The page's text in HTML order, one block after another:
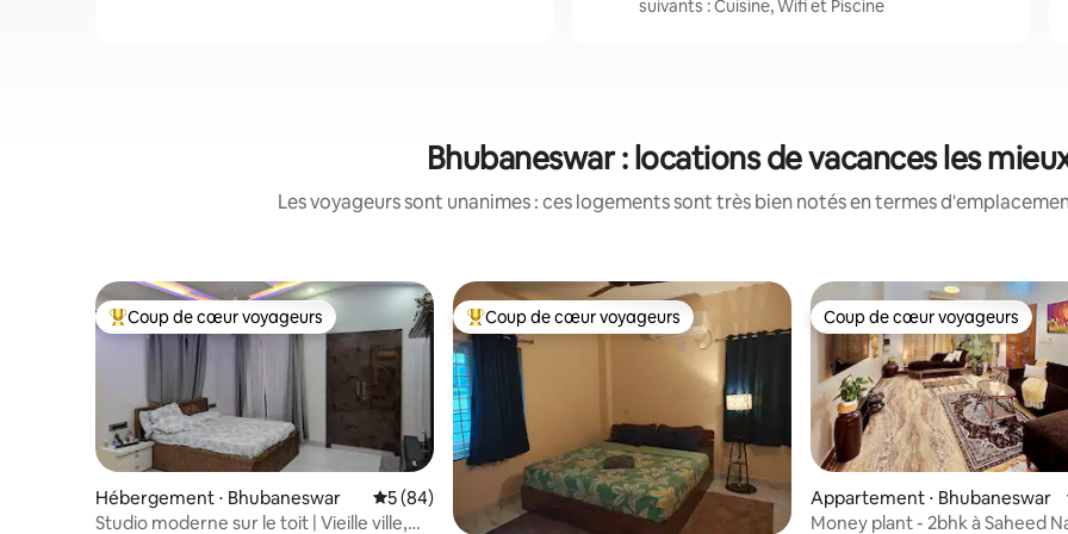
suivants : Cuisine, Wifi et Piscine
Bhubaneswar : locations de vacances les
Les voyageurs sont unanimes : ces logements sont très bien notés en termes
Coups de cœur voyageurs les plus appréciés
Coup de cœur voyageurs
Hébergement ⋅ Bhubaneswar Évaluation moyenne sur la base de 84 commentaires : 5 sur 5
5 (84)
Studio moderne sur le toit | Vieille ville,
Coups de cœur voyageurs les plus appréciés
Coup de cœur voyageurs Coup de cœur voyageurs
Coup de cœur voyageurs
Appartement ⋅ Bhubaneswar
Money plant - 2bhk à Saheed